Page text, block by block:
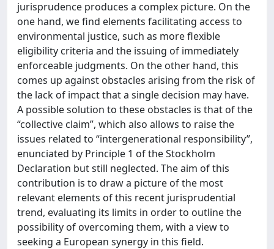
jurisprudence produces a complex picture. On the
one hand, we find elements facilitating access to
environmental justice, such as more flexible
eligibility criteria and the issuing of immediately
enforceable judgments. On the other hand, this
comes up against obstacles arising from the risk of
the lack of impact that a single decision may have.
A possible solution to these obstacles is that of the
“collective claim”, which also allows to raise the
issues related to “intergenerational responsibility”,
enunciated by Principle 1 of the Stockholm
Declaration but still neglected. The aim of this
contribution is to draw a picture of the most
relevant elements of this recent jurisprudential
trend, evaluating its limits in order to outline the
possibility of overcoming them, with a view to
seeking a European synergy in this field.